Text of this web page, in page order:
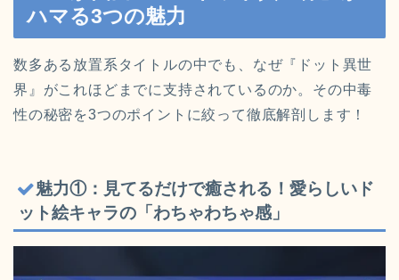
ハマる3つの魅力
数多ある放置系タイトルの中でも、なぜ『ドット異世
界』がこれほどまでに支持されているのか。その中毒
性の秘密を3つのポイントに絞って徹底解剖します！
魅力①：見てるだけで癒される！愛らしいド
ット絵キャラの「わちゃわちゃ感」